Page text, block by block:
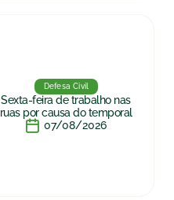
Defesa Civil
Sexta-feira de trabalho nas
ruas por causa do temporal
07/08/2026